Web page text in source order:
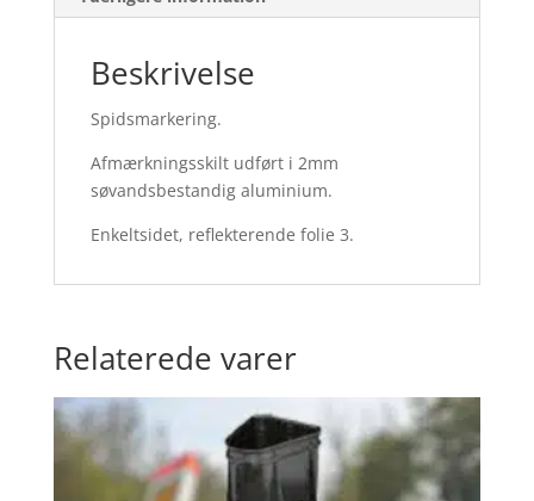
Beskrivelse
Spidsmarkering.
Afmærkningsskilt udført i 2mm
søvandsbestandig aluminium.
Enkeltsidet, reflekterende folie 3.
Relaterede varer